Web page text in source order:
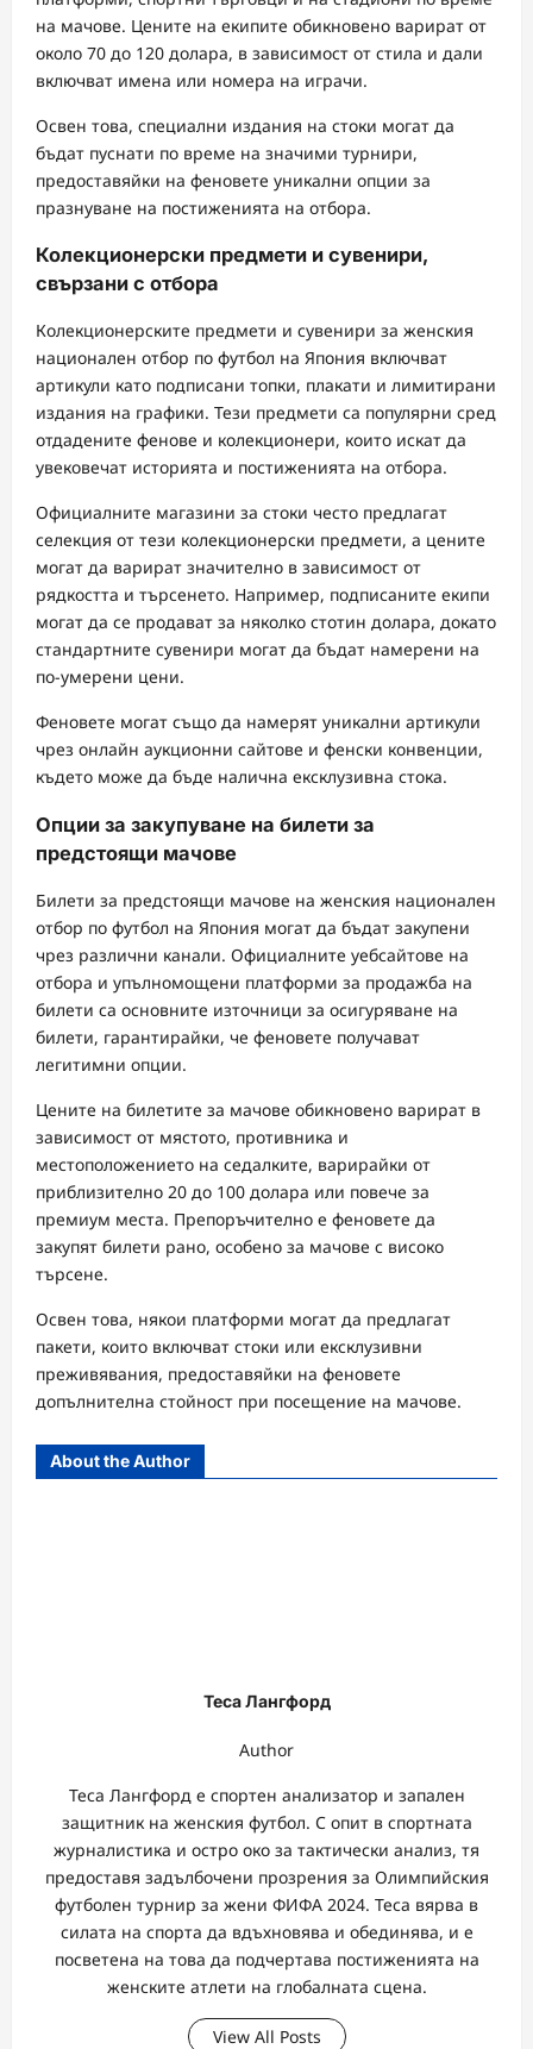
на мачове. Цените на екипите обикновено варират от
около 70 до 120 долара, в зависимост от стила и дали
включват имена или номера на играчи.
Освен това, специални издания на стоки могат да
бъдат пуснати по време на значими турнири,
предоставяйки на феновете уникални опции за
празнуване на постиженията на отбора.
Колекционерски предмети и сувенири,
свързани с отбора
Колекционерските предмети и сувенири за женския
национален отбор по футбол на Япония включват
артикули като подписани топки, плакати и лимитирани
издания на графики. Тези предмети са популярни сред
отдадените фенове и колекционери, които искат да
увековечат историята и постиженията на отбора.
Официалните магазини за стоки често предлагат
селекция от тези колекционерски предмети, а цените
могат да варират значително в зависимост от
рядкостта и търсенето. Например, подписаните екипи
могат да се продават за няколко стотин долара, докато
стандартните сувенири могат да бъдат намерени на
по-умерени цени.
Феновете могат също да намерят уникални артикули
чрез онлайн аукционни сайтове и фенски конвенции,
където може да бъде налична ексклузивна стока.
Опции за закупуване на билети за
предстоящи мачове
Билети за предстоящи мачове на женския национален
отбор по футбол на Япония могат да бъдат закупени
чрез различни канали. Официалните уебсайтове на
отбора и упълномощени платформи за продажба на
билети са основните източници за осигуряване на
билети, гарантирайки, че феновете получават
легитимни опции.
Цените на билетите за мачове обикновено варират в
зависимост от мястото, противника и
местоположението на седалките, варирайки от
приблизително 20 до 100 долара или повече за
премиум места. Препоръчително е феновете да
закупят билети рано, особено за мачове с високо
търсене.
Освен това, някои платформи могат да предлагат
пакети, които включват стоки или ексклузивни
преживявания, предоставяйки на феновете
допълнителна стойност при посещение на мачове.
About the Author
Теса Лангфорд
Author
Теса Лангфорд е спортен анализатор и запален
защитник на женския футбол. С опит в спортната
журналистика и остро око за тактически анализ, тя
предоставя задълбочени прозрения за Олимпийския
футболен турнир за жени ФИФА 2024. Теса вярва в
силата на спорта да вдъхновява и обединява, и е
посветена на това да подчертава постиженията на
женските атлети на глобалната сцена.
View All Posts